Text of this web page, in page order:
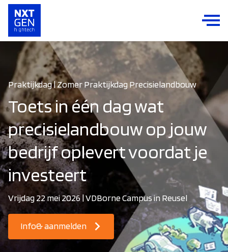
Praktijkdag | Zomer Praktijkdag Precisielandbouw
Toets in één dag wat
precisielandbouw op jouw
bedrijf oplevert voordat je
investeert
Vrijdag 22 mei 2026 | VDBorne Campus in Reusel
Info& aanmelden